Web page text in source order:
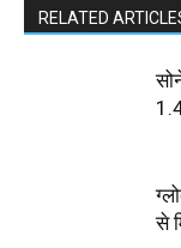
RELATED
से